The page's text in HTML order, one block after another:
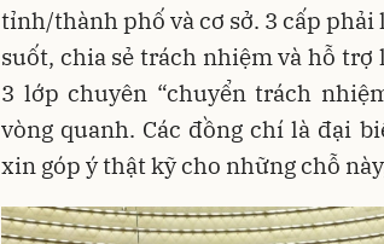
tỉnh/thành phố và cơ sở. 3 cấp
suốt, chia sẻ trách nhiệm và hỗ
3 lớp chuyên “chuyển trách
vòng quanh. Các đồng chí là đại
xin góp ý thật kỹ cho những chỗ